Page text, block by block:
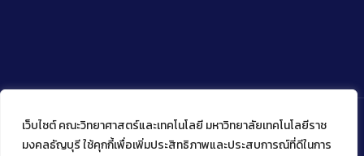
เว็บไซต์ คณะวิทยาศาสตร์และเทคโนโลยี มหาวิทยาลัยเทคโนโลยีราช
มงคลธัญบุรี ใช้คุกกี้เพื่อเพิ่มประสิทธิภาพและประสบการณ์ที่ดีในการ